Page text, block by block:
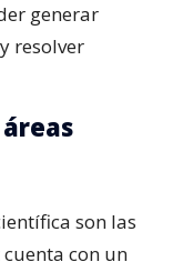
generar
resolver
son las
con un